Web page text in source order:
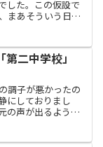
した。この仮設で
まあそういう日も
は懐メロの伴奏練
二中学校」
調子が悪かったの
にしておりまし
の声が出るように